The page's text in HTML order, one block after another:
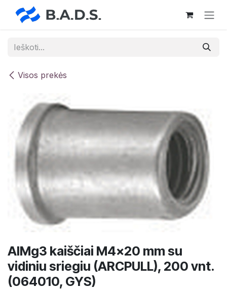
Skip to Content
Visos prekės
AlMg3 kaiščiai M4×20 mm su
vidiniu sriegiu (ARCPULL), 200 vnt.
(064010, GYS)